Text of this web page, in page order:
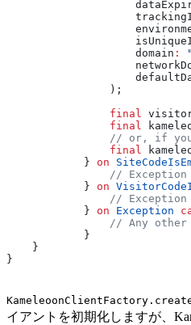
                    domain
:
                );
                final
                final
// or, if
                final
            }
on
//
            }
on
//
            }
on Exception
// Any other
            }
    }
}
イアントを初期化しますが、